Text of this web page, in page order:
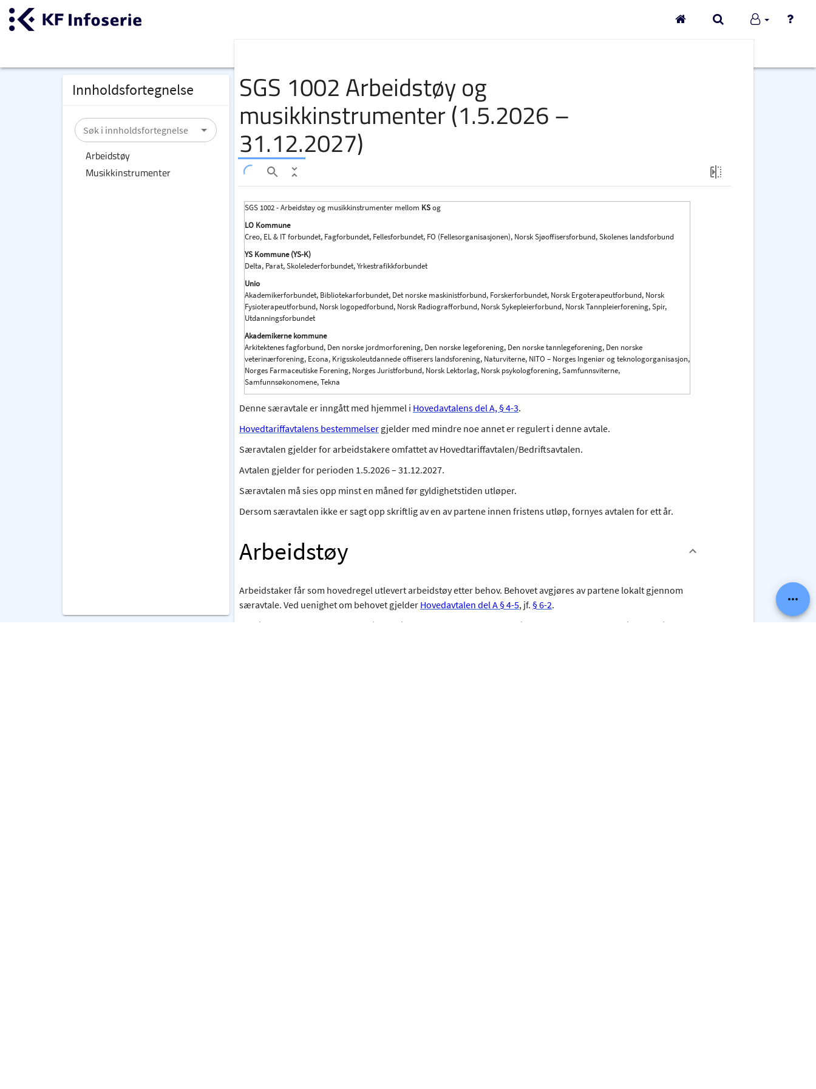
Gå
til
hovedinnhold
Gå
Min
Hjelp
Innholdsfortegnelse
Søk i innholdsfortegnelse
Arbeidstøy
Musikkinstrumenter
SGS 1002 Arbeidstøy og
musikkinstrumenter (1.5.2026 –
31.12.2027)
SGS 1002 - Arbeidstøy og musikkinstrumenter mellom KSog
LO Kommune
Creo, EL & IT forbundet, Fagforbundet, Fellesforbundet, FO (Fellesorganisasjonen), Norsk Sjøoffisersforbund, Skolenes landsforbund
YS Kommune (YS-K)
Delta, Parat, Skolelederforbundet, Yrkestrafikkforbundet
Unio
Akademikerforbundet, Bibliotekarforbundet, Det norske maskinistforbund, Forskerforbundet, Norsk Ergoterapeutforbund, Norsk
Fysioterapeutforbund, Norsk logopedforbund, Norsk Radiografforbund, Norsk Sykepleierforbund, Norsk Tannpleierforening, Spir,
Utdanningsforbundet
Akademikerne kommune
Arkitektenes fagforbund, Den norske jordmorforening, Den norske legeforening, Den norske tannlegeforening, Den norske
veterinærforening, Econa, Krigsskoleutdannede offiserers landsforening, Naturviterne, NITO – Norges Ingeniør og teknologorganisasjon,
Norges Farmaceutiske Forening, Norges Juristforbund, Norsk Lektorlag, Norsk psykologforening, Samfunnsviterne,
Samfunnsøkonomene, Tekna
Denne særavtale er inngått med hjemmel i Hovedavtalens del A, § 4-3.
Hovedtariffavtalens bestemmelser gjelder med mindre noe annet er regulert i denne avtale.
Særavtalen gjelder for arbeidstakere omfattet av Hovedtariffavtalen/Bedriftsavtalen.
Avtalen gjelder for perioden 1.5.2026 – 31.12.2027.
Særavtalen må sies opp minst en måned før gyldighetstiden utløper.
Dersom særavtalen ikke er sagt opp skriftlig av en av partene innen fristens utløp, fornyes avtalen for ett år.
Arbeidstøy
Arbeidstaker får som hovedregel utlevert arbeidstøy etter behov. Behovet avgjøres av partene lokalt gjennom
særavtale. Ved uenighet om behovet gjelder Hovedavtalen del A § 4-5, jf. § 6-2.
I de tilfeller det er behov for arbeidstøy, jf. ovenfor, men partene er enige om at det er mest hensiktsmessig at